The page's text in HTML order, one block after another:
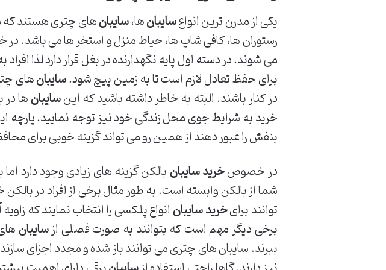
یکی از مدرن ترین انواعسایبانها،سایبانهای چتری هستند که
رستوران ها، کافی شاپ ها، حیاط منزل و استخر ها می باشد.
می شوند. در دسته اول پایه نگهدارنده در بغل قرار دارد لذا
برای حفظ تعادل لازم است تا به زمین پیچ شود.سایبانهای
در کنار باشند. البته به خاطر داشته باشید که اینسایبانها
خرید به شرایط جوی محل زندگی خود نیز توجه نمایید. پارچه
بنفش را عبور دهند از همین رو می تواند گزینه خوبی برای
در خصوصخرید سایبانبالکن گزینه های زیادی وجود دارد
شما از بالکن وابسته است. به طور مثال برخی از افراد در بالکن
توانند برایخرید سایبانانواع پلکسی را انتخاب نمایند که
برخی دیگر مهم است که بتوانند به صورت فصلی ازسایبان
ببرند. سایبان های چتری می توانند باز شده و مجدد اجزای